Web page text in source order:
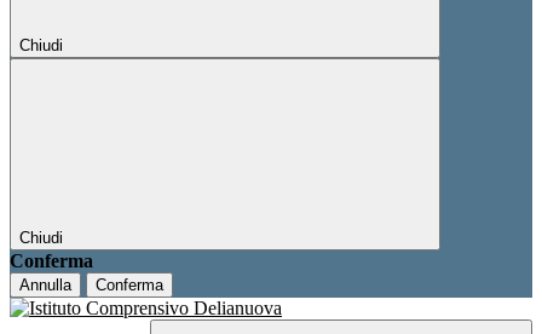
Chiudi
Chiudi
Conferma
Annulla Conferma